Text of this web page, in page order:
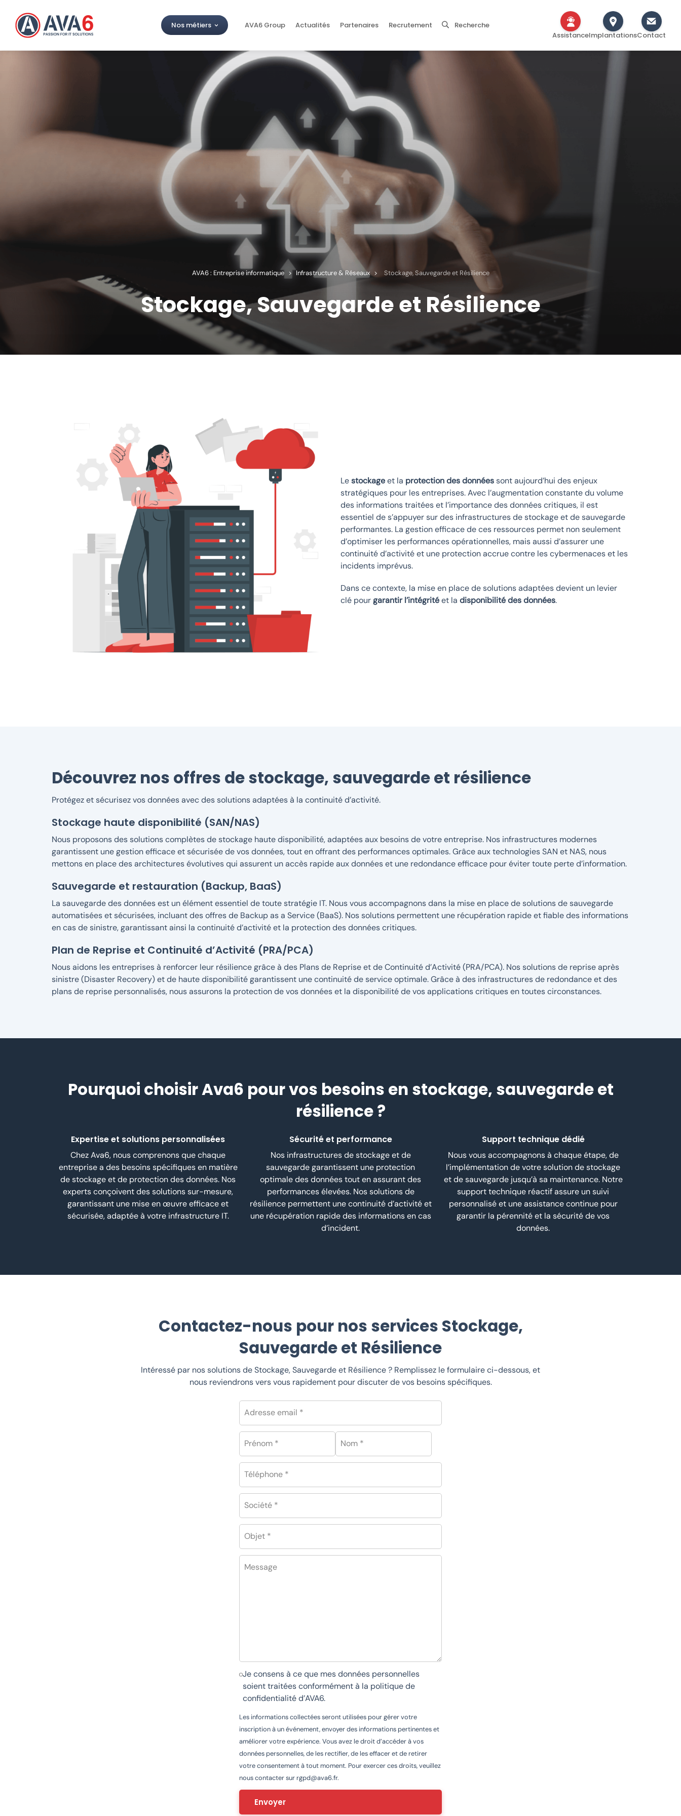
Nos métiers AVA6 Group Actualités Partenaires Recrutement
Recherche
AssistanceImplantationsContact
AVA6 : Entreprise informatique > Infrastructure & Réseaux > Stockage, Sauvegarde et Résilience
Stockage, Sauvegarde et Résilience
Lestockageet la protection des donnéessont aujourd’hui des enjeux
stratégiques pour les entreprises. Avec l’augmentation constante du volume
des informations traitées et l’importance des données critiques, il est
essentiel de s’appuyer sur des infrastructures de stockage et de sauvegarde
performantes. La gestion efficace de ces ressources permet non seulement
d’optimiser les performances opérationnelles, mais aussi d’assurer une
continuité d’activité et une protection accrue contre les cybermenaces et les
incidents imprévus.
Dans ce contexte, la mise en place de solutions adaptées devient un levier
clé pourgarantir l’intégritéet la disponibilité des données.
Découvrez nos offres de stockage, sauvegarde et résilience
Protégez et sécurisez vos données avec des solutions adaptées à la continuité d’activité.
Stockage haute disponibilité (SAN/NAS)
Nous proposons des solutions complètes de stockage haute disponibilité, adaptées aux besoins de votre entreprise. Nos infrastructures modernes
garantissent une gestion efficace et sécurisée de vos données, tout en offrant des performances optimales. Grâce aux technologies SAN et NAS, nous
mettons en place des architectures évolutives qui assurent un accès rapide aux données et une redondance efficace pour éviter toute perte d’information.
Sauvegarde et restauration (Backup, BaaS)
La sauvegarde des données est un élément essentiel de toute stratégie IT. Nous vous accompagnons dans la mise en place de solutions de sauvegarde
automatisées et sécurisées, incluant des offres de Backup as a Service (BaaS). Nos solutions permettent une récupération rapide et fiable des informations
en cas de sinistre, garantissant ainsi la continuité d’activité et la protection des données critiques.
Plan de Reprise et Continuité d’Activité (PRA/PCA)
Nous aidons les entreprises à renforcer leur résilience grâce à des Plans de Reprise et de Continuité d’Activité (PRA/PCA). Nos solutions de reprise après
sinistre (Disaster Recovery) et de haute disponibilité garantissent une continuité de service optimale. Grâce à des infrastructures de redondance et des
plans de reprise personnalisés, nous assurons la protection de vos données et la disponibilité de vos applications critiques en toutes circonstances.
Pourquoi choisir Ava6 pour vos besoins en stockage, sauvegarde et
résilience ?
Expertise et solutions personnalisées
Chez Ava6, nous comprenons que chaque
entreprise a des besoins spécifiques en matière
de stockage et de protection des données. Nos
experts conçoivent des solutions sur-mesure,
garantissant une mise en œuvre efficace et
sécurisée, adaptée à votre infrastructure IT.
Sécurité et performance
Nos infrastructures de stockage et de
sauvegarde garantissent une protection
optimale des données tout en assurant des
performances élevées. Nos solutions de
résilience permettent une continuité d’activité et
une récupération rapide des informations en cas
d’incident.
Support technique dédié
Nous vous accompagnons à chaque étape, de
l’implémentation de votre solution de stockage
et de sauvegarde jusqu’à sa maintenance. Notre
support technique réactif assure un suivi
personnalisé et une assistance continue pour
garantir la pérennité et la sécurité de vos
données.
Contactez-nous pour nos services Stockage,
Sauvegarde et Résilience
Intéressé par nos solutions de Stockage, Sauvegarde et Résilience ? Remplissez le formulaire ci-dessous, et
nous reviendrons vers vous rapidement pour discuter de vos besoins spécifiques.
Adresse email *
Prénom * Nom *
Téléphone *
Société *
Objet *
Message
Je consens à ce que mes données personnelles
soient traitées conformément à la politique de
confidentialité d’AVA6.
Les informations collectées seront utilisées pour gérer votre
inscription à un événement, envoyer des informations pertinentes et
améliorer votre expérience. Vous avez le droit d’accéder à vos
données personnelles, de les rectifier, de les effacer et de retirer
votre consentement à tout moment. Pour exercer ces droits, veuillez
nous contacter sur rgpd@ava6.fr.